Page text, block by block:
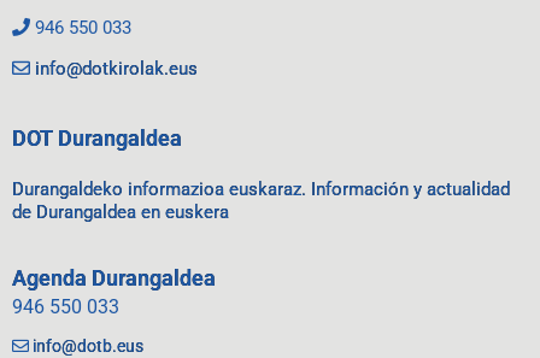
946 550 033
info@dotkirolak.eus
DOT Durangaldea
Durangaldeko informazioa euskaraz. Información y actualidad
de Durangaldea en euskera
Agenda Durangaldea
946 550 033
info@dotb.eus